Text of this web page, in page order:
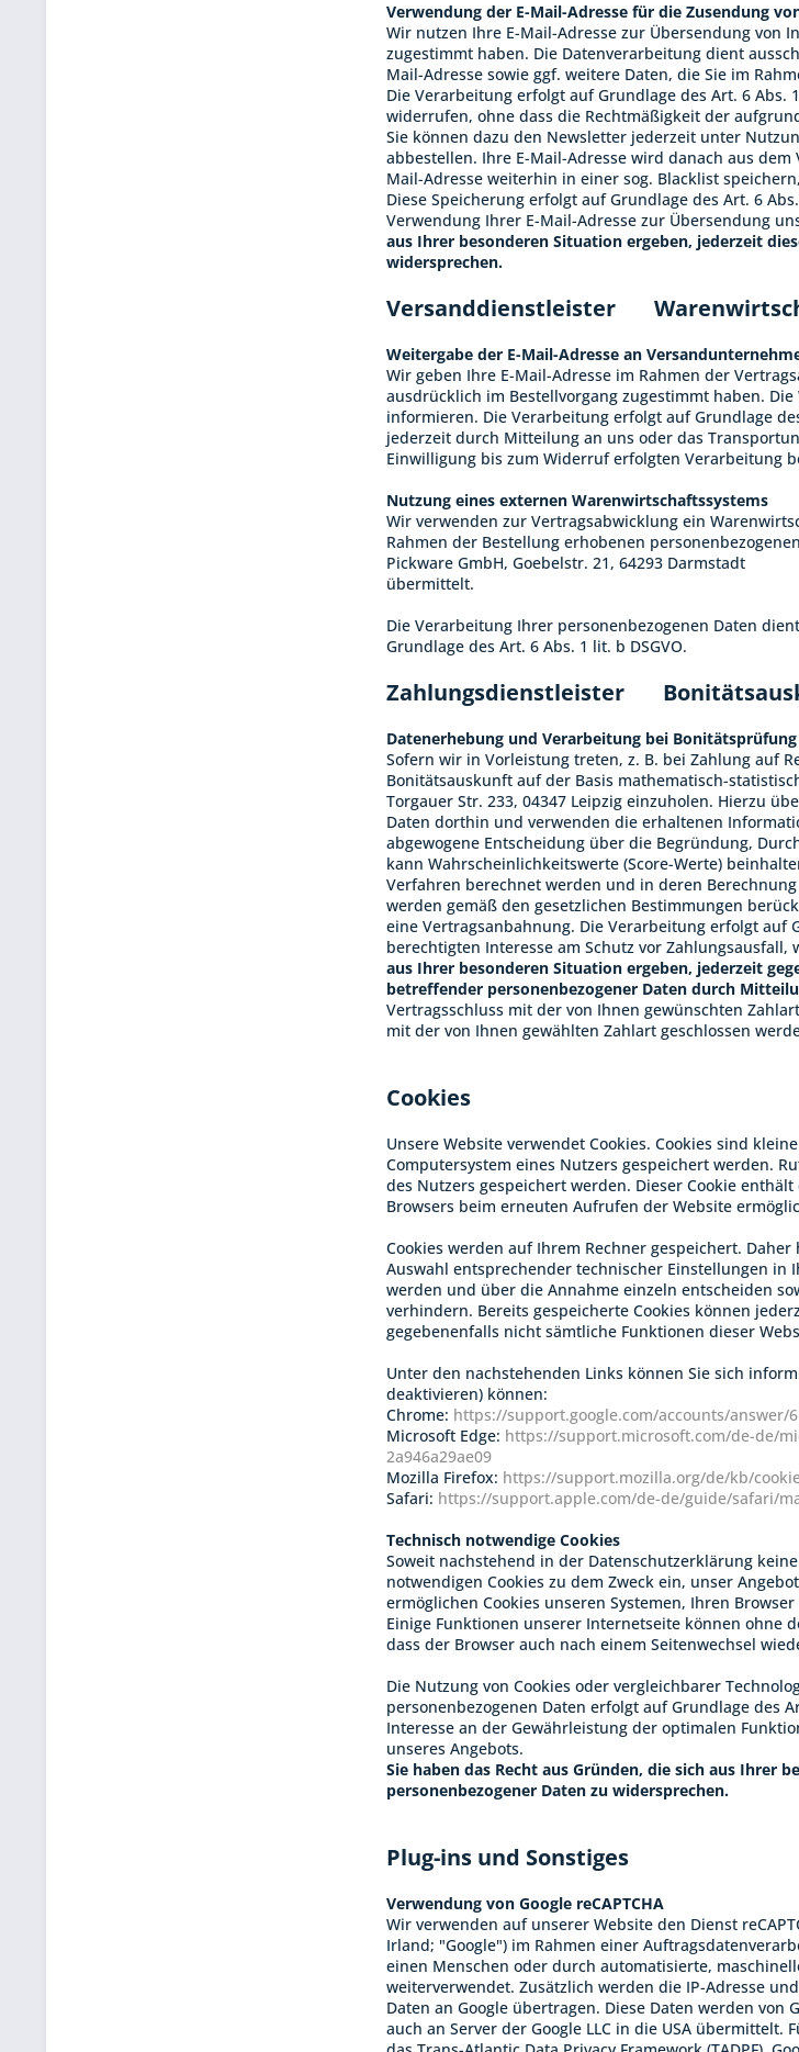
Verwendung der E-Mail-Adresse für die Zusendung
Wir nutzen Ihre E-Mail-Adresse zur Übersendung von
zugestimmt haben. Die Datenverarbeitung dient
Mail-Adresse sowie ggf. weitere Daten, die Sie im
Die Verarbeitung erfolgt auf Grundlage des Art. 6
widerrufen, ohne dass die Rechtmäßigkeit der
Sie können dazu den Newsletter jederzeit unter
abbestellen. Ihre E-Mail-Adresse wird danach aus
Mail-Adresse weiterhin in einer sog. Blacklist
Diese Speicherung erfolgt auf Grundlage des Art. 6
Verwendung Ihrer E-Mail-Adresse zur Übersendung
aus Ihrer besonderen Situation ergeben, jederzeit
widersprechen.
Versanddienstleister
Weitergabe der E-Mail-Adresse an
Wir geben Ihre E-Mail-Adresse im Rahmen der
ausdrücklich im Bestellvorgang zugestimmt haben.
informieren. Die Verarbeitung erfolgt auf Grundlage
jederzeit durch Mitteilung an uns oder das
Einwilligung bis zum Widerruf erfolgten Verarbeitung
Nutzung eines externen Warenwirtschaftssystems
Wir verwenden zur Vertragsabwicklung ein
Rahmen der Bestellung erhobenen
Pickware GmbH, Goebelstr. 21, 64293 Darmstadt
übermittelt.
Die Verarbeitung Ihrer personenbezogenen Daten
Grundlage des Art. 6 Abs. 1 lit. b DSGVO.
Zahlungsdienstleister
Datenerhebung und Verarbeitung bei Bonitätsprüfung
Sofern wir in Vorleistung treten, z. B. bei Zahlung auf
Bonitätsauskunft auf der Basis mathematisch-
Torgauer Str. 233, 04347 Leipzig einzuholen. Hierzu
Daten dorthin und verwenden die erhaltenen
abgewogene Entscheidung über die Begründung,
kann Wahrscheinlichkeitswerte (Score-Werte)
Verfahren berechnet werden und in deren
werden gemäß den gesetzlichen Bestimmungen
eine Vertragsanbahnung. Die Verarbeitung erfolgt auf
berechtigten Interesse am Schutz vor Zahlungsausfall,
aus Ihrer besonderen Situation ergeben, jederzeit
betreffender personenbezogener Daten durch
Vertragsschluss mit der von Ihnen gewünschten
mit der von Ihnen gewählten Zahlart geschlossen
Cookies
Unsere Website verwendet Cookies. Cookies sind
Computersystem eines Nutzers gespeichert werden.
des Nutzers gespeichert werden. Dieser Cookie
Browsers beim erneuten Aufrufen der Website
Cookies werden auf Ihrem Rechner gespeichert.
Auswahl entsprechender technischer Einstellungen in
werden und über die Annahme einzeln entscheiden
verhindern. Bereits gespeicherte Cookies können
gegebenenfalls nicht sämtliche Funktionen dieser
Unter den nachstehenden Links können Sie sich
deaktivieren) können:
Chrome: https://support.google.com/accounts/answer/
Microsoft Edge: https://support.microsoft.com/de-de/
2a946a29ae09
Mozilla Firefox: https://support.mozilla.org/de/kb/
Safari: https://support.apple.com/de-de/guide/safari/
Technisch notwendige Cookies
Soweit nachstehend in der Datenschutzerklärung
notwendigen Cookies zu dem Zweck ein, unser
ermöglichen Cookies unseren Systemen, Ihren
Einige Funktionen unserer Internetseite können ohne
dass der Browser auch nach einem Seitenwechsel
Die Nutzung von Cookies oder vergleichbarer
personenbezogenen Daten erfolgt auf Grundlage des
Interesse an der Gewährleistung der optimalen
unseres Angebots.
Sie haben das Recht aus Gründen, die sich aus Ihrer
personenbezogener Daten zu widersprechen.
Plug-ins und Sonstiges
Verwendung von Google reCAPTCHA
Wir verwenden auf unserer Website den Dienst
Irland; "Google") im Rahmen einer
einen Menschen oder durch automatisierte,
weiterverwendet. Zusätzlich werden die IP-Adresse
Daten an Google übertragen. Diese Daten werden
auch an Server der Google LLC in die USA übermittelt.